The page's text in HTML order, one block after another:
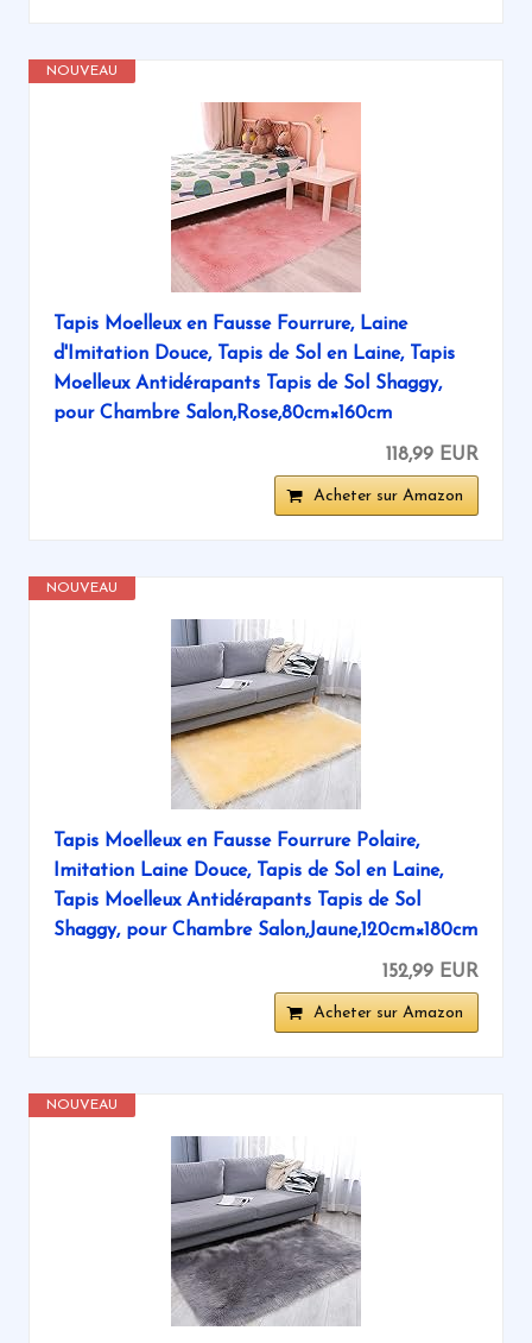
NOUVEAU
Tapis Moelleux en Fausse Fourrure, Laine
d'Imitation Douce, Tapis de Sol en Laine, Tapis
Moelleux Antidérapants Tapis de Sol Shaggy,
pour Chambre Salon,Rose,80cm×160cm
118,99 EUR
Acheter sur Amazon
NOUVEAU
Tapis Moelleux en Fausse Fourrure Polaire,
Imitation Laine Douce, Tapis de Sol en Laine,
Tapis Moelleux Antidérapants Tapis de Sol
Shaggy, pour Chambre Salon,Jaune,120cm×180cm
152,99 EUR
Acheter sur Amazon
NOUVEAU